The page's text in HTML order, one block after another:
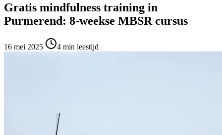
Gratis mindfulness training in
Purmerend: 8-weekse MBSR cursus
16 mei 2025 4 min leestijd